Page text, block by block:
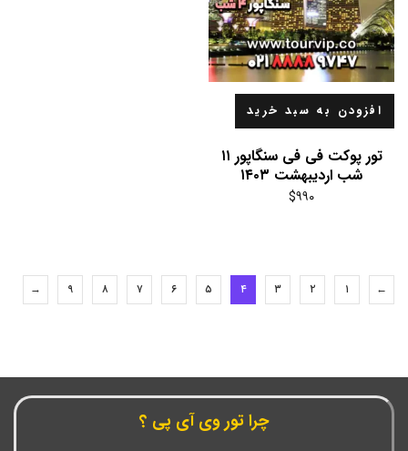
افزودن به سبد خرید
تور پوکت فی فی سنگاپور ۱۱
شب اردیبهشت ۱۴۰۳
$۹۹۰
← ۱ ۲ ۳ ۴ ۵ ۶ ۷ ۸ ۹ →
چرا تور وی آی پی ؟